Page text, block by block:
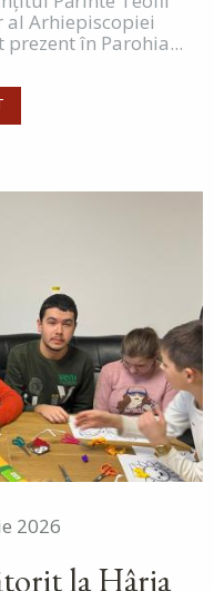
al Arhiepiscopiei
în Parohia...
2026
la Hârja